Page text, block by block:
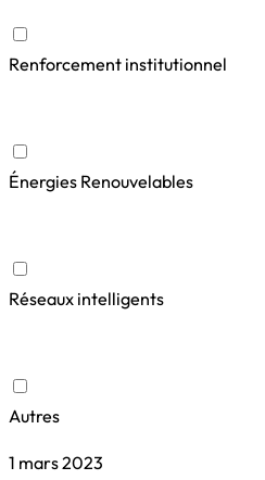
Renforcement institutionnel
Énergies Renouvelables
Réseaux intelligents
Autres
1 mars 2023